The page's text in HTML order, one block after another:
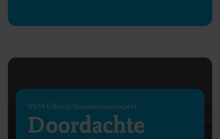
NVM Erkend Nieuwbouwexpert
Doordachte